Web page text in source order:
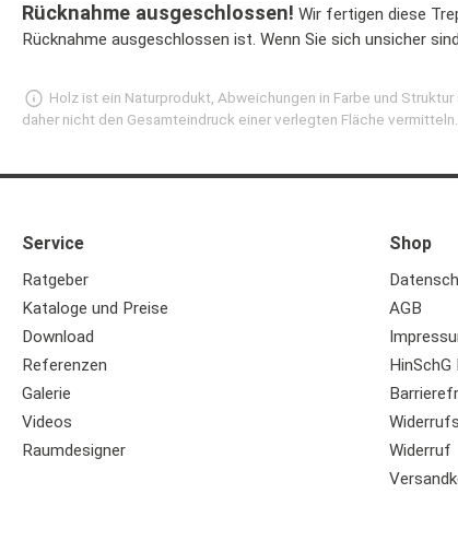
Rücknahme ausgeschlossen! Wir fertigen diese
Rücknahme ausgeschlossen ist. Wenn Sie sich unsicher
Holz ist ein Naturprodukt, Abweichungen in Farbe und
daher nicht den Gesamteindruck einer verlegten Fläche
Service
Ratgeber
Kataloge und Preise
Download
Referenzen
Galerie
Videos
Raumdesigner
Shop
AGB
HinSchG
Widerruf